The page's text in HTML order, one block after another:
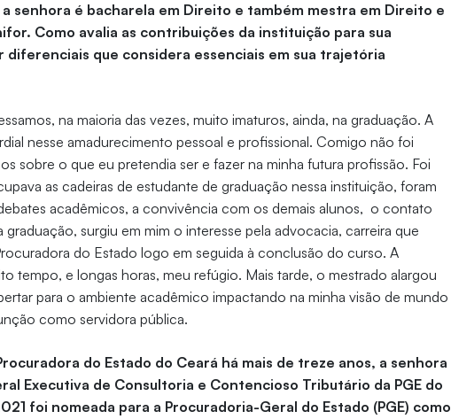
senhora é bacharela em Direito e também mestra em Direito e
Como avalia as contribuições da instituição para sua
diferenciais que considera essenciais em sua trajetória
na maioria das vezes, muito imaturos, ainda, na graduação. A
nesse amadurecimento pessoal e profissional. Comigo não foi
sobre o que eu pretendia ser e fazer na minha futura profissão. Foi
as cadeiras de estudante de graduação nessa instituição, foram
acadêmicos, a convivência com os demais alunos, o contato
graduação, surgiu em mim o interesse pela advocacia, carreira que
do Estado logo em seguida à conclusão do curso. A
tempo, e longas horas, meu refúgio. Mais tarde, o mestrado alargou
para o ambiente acadêmico impactando na minha visão de mundo
como servidora pública.
do Estado do Ceará há mais de treze anos, a senhora
Executiva de Consultoria e Contencioso Tributário da PGE do
foi nomeada para a Procuradoria-Geral do Estado (PGE) como